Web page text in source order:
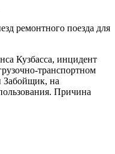
ремонтного поезда для
Кузбасса, инцидент
транспортном
Забойщик, на
Причина